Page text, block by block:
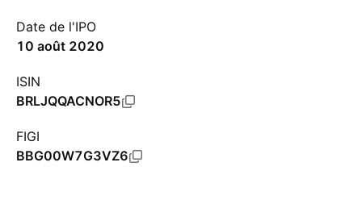
Date de l'IPO
10 août 2020
ISIN
BRLJQQACNOR5
FIGI
BBG00W7G3VZ6